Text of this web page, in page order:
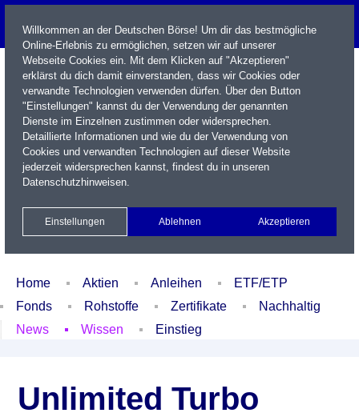
Name / WKN / ISIN / Kürzel
Xetra Realtime
Watchlist Portfolio Login
Home Aktien Anleihen
ETF/ETP
Fonds
Rohstoffe Zertifikate
Nachhaltig
News
Wissen Einstieg
Unlimited Turbo
Willkommen an der Deutschen Börse! Um dir das bestmögliche
Online-Erlebnis zu ermöglichen, setzen wir auf unserer
Webseite Cookies ein. Mit dem Klicken auf "Akzeptieren"
erklärst du dich damit einverstanden, dass wir Cookies oder
verwandte Technologien verwenden dürfen. Über den Button
"Einstellungen" kannst du der Verwendung der genannten
Dienste im Einzelnen zustimmen oder widersprechen.
Detaillierte Informationen und wie du der Verwendung von
Cookies und verwandten Technologien auf dieser Website
jederzeit widersprechen kannst, findest du in unseren
Datenschutzhinweisen.
Einstellungen Ablehnen Akzeptieren